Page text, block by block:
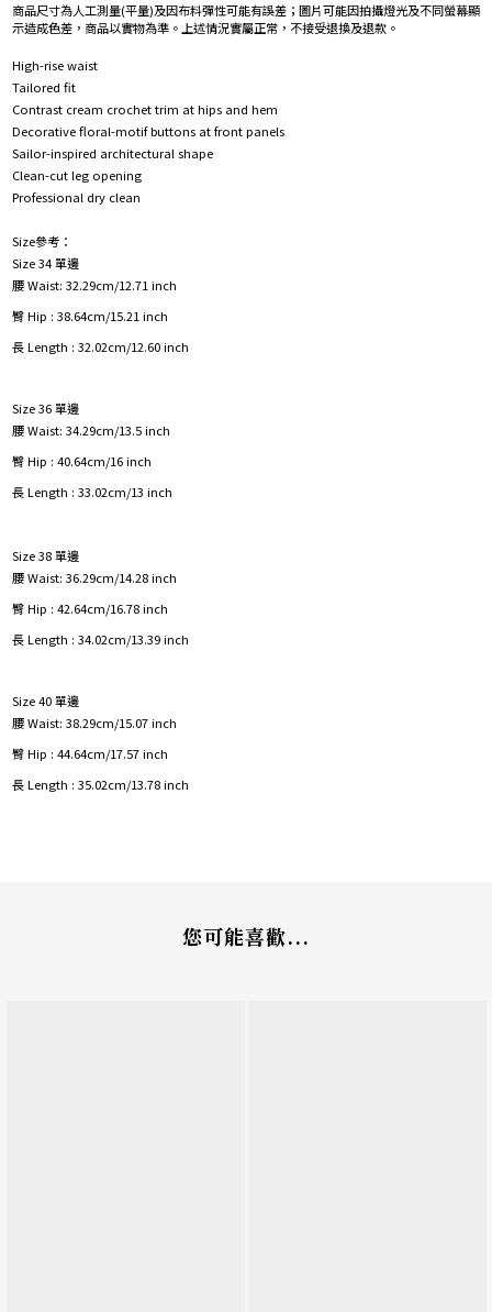
商品尺寸為人工測量(平量)及因布料彈性可能有誤差；圖片可能因拍攝燈光及不同螢幕顯
示造成色差，商品以實物為準。上述情況實屬正常，不接受退換及退款。
High-rise waist
Tailored fit
Contrast cream crochet trim at hips and hem
Decorative floral-motif buttons at front panels
Sailor-inspired architectural shape
Clean-cut leg opening
Professional dry clean
Size參考：
Size 34 單邊
腰 Waist: 32.29cm/12.71 inch
臀 Hip : 38.64cm/15.21 inch
長 Length : 32.02cm/12.60 inch
Size 36 單邊
腰 Waist: 34.29cm/13.5 inch
臀 Hip : 40.64cm/16 inch
長 Length : 33.02cm/13 inch
Size 38 單邊
腰 Waist: 36.29cm/14.28 inch
臀 Hip : 42.64cm/16.78 inch
長 Length : 34.02cm/13.39 inch
Size 40 單邊
腰 Waist: 38.29cm/15.07 inch
臀 Hip : 44.64cm/17.57 inch
長 Length : 35.02cm/13.78 inch
您可能喜歡...